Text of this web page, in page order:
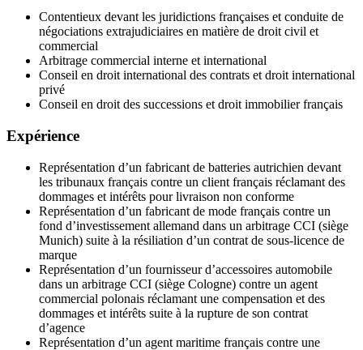
Contentieux devant les juridictions françaises et conduite de
négociations extrajudiciaires en matière de droit civil et
commercial
Arbitrage commercial interne et international
Conseil en droit international des contrats et droit international
privé
Conseil en droit des successions et droit immobilier français
Expérience
Représentation d’un fabricant de batteries autrichien devant
les tribunaux français contre un client français réclamant des
dommages et intérêts pour livraison non conforme
Représentation d’un fabricant de mode français contre un
fond d’investissement allemand dans un arbitrage CCI (siège
Munich) suite à la résiliation d’un contrat de sous-licence de
marque
Représentation d’un fournisseur d’accessoires automobile
dans un arbitrage CCI (siège Cologne) contre un agent
commercial polonais réclamant une compensation et des
dommages et intérêts suite à la rupture de son contrat
d’agence
Représentation d’un agent maritime français contre une